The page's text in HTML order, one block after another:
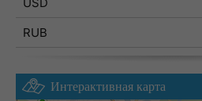
RUB
Интерактивная карта